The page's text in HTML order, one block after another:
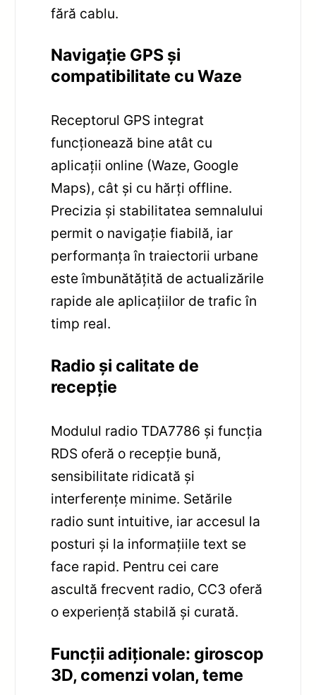
fără cablu.
Navigație GPS și
compatibilitate cu Waze
Receptorul GPS integrat
funcționează bine atât cu
aplicații online (Waze, Google
Maps), cât și cu hărți offline.
Precizia și stabilitatea semnalului
permit o navigație fiabilă, iar
performanța în traiectorii urbane
este îmbunătățită de actualizările
rapide ale aplicațiilor de trafic în
timp real.
Radio și calitate de
recepție
Modulul radio TDA7786 și funcția
RDS oferă o recepție bună,
sensibilitate ridicată și
interferențe minime. Setările
radio sunt intuitive, iar accesul la
posturi și la informațiile text se
face rapid. Pentru cei care
ascultă frecvent radio, CC3 oferă
o experiență stabilă și curată.
Funcții adiționale: giroscop
3D, comenzi volan, teme